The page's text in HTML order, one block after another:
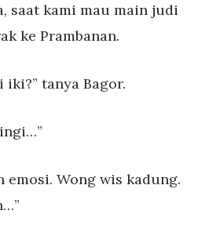
saat kami mau main judi
ke Prambanan.
iki?” tanya Bagor.
emosi. Wong wis kadung.